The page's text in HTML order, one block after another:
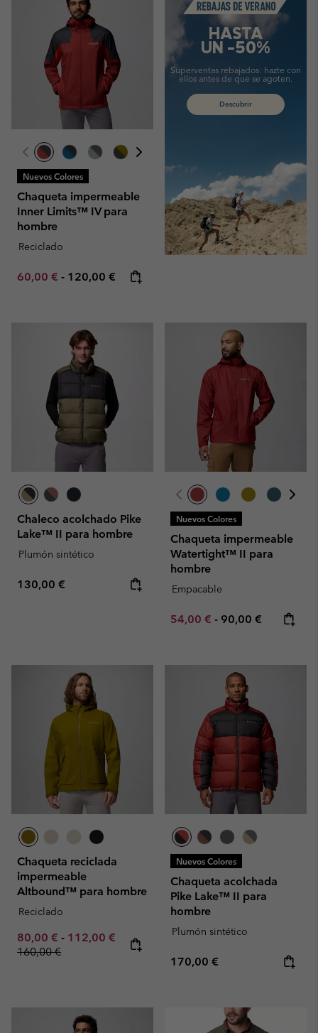
Nuevos Colores
Chaqueta impermeable
Inner Limits™ IV para
hombre
Reciclado
Minimum sale price:
60,00 € - Maximum price:
120,00 €
HASTA
UN -50%
Superventas rebajados: hazte con
ellos antes de que se agoten.
Descubrir
Chaleco acolchado Pike
Lake™ II para hombre
Plumón sintético
Regular price:
130,00 €
Nuevos Colores
Chaqueta impermeable
Watertight™ II para
hombre
Empacable
Minimum sale price:
54,00 € - Maximum price:
90,00 €
Chaqueta reciclada
impermeable
Altbound™ para hombre
Reciclado
Minimum sale price:
80,00 € - Maximum sale price:
112,00 € Regular price:
160,00 €
Nuevos Colores
Chaqueta acolchada
Pike Lake™ II para
hombre
Plumón sintético
Regular price:
170,00 €